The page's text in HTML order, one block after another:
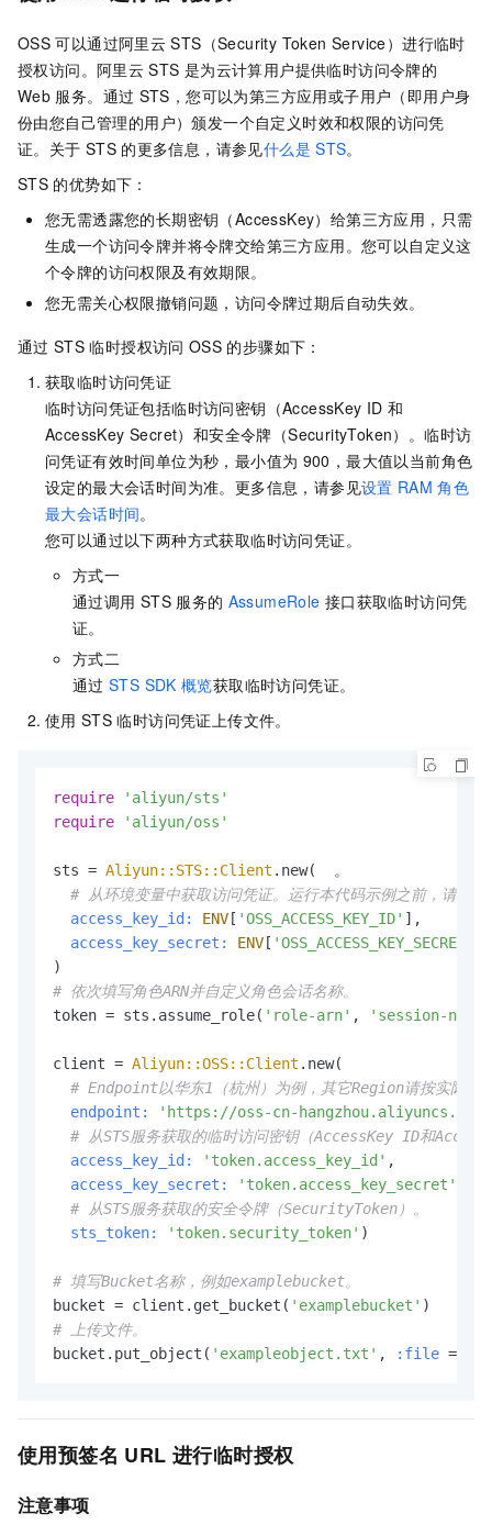
OSS 可以通过阿里云 STS（Security Token Service）进行临时
授权访问。阿里云 STS 是为云计算用户提供临时访问令牌的
Web 服务。通过 STS，您可以为第三方应用或子用户（即用户身
份由您自己管理的用户）颁发一个自定义时效和权限的访问凭
证。关于 STS 的更多信息，请参见什么是 STS。
STS 的优势如下：
您无需透露您的长期密钥（AccessKey）给第三方应用，只需
生成一个访问令牌并将令牌交给第三方应用。您可以自定义这
个令牌的访问权限及有效期限。
您无需关心权限撤销问题，访问令牌过期后自动失效。
通过 STS 临时授权访问 OSS 的步骤如下：
获取临时访问凭证
临时访问凭证包括临时访问密钥（AccessKey ID 和
AccessKey Secret）和安全令牌（SecurityToken）。临时访
问凭证有效时间单位为秒，最小值为 900，最大值以当前角色
设定的最大会话时间为准。更多信息，请参见设置 RAM 角色
最大会话时间。
您可以通过以下两种方式获取临时访问凭证。
方式一
通过调用 STS 服务的 AssumeRole 接口获取临时访问凭
证。
方式二
通过 STS SDK 概览获取临时访问凭证。
使用 STS 临时访问凭证上传文件。
require
'aliyun/sts'
require
'aliyun/oss'
sts = Aliyun::STS::Client .new(  。
# 从环境变量中获取访问凭证。运行本代码示例之前，请确保已
access_key_id:
ENV [ 'OSS_ACCESS_KEY_ID' ],
access_key_secret:
ENV [ 'OSS_ACCESS_KEY_SECRET'
# 依次填写角色ARN并自定义角色会话名称。
token = sts.assume_role( 'role-arn' , 'session-name'
client = Aliyun::OSS::Client .new(
# Endpoint以华东1（杭州）为例，其它Region请按实际情
endpoint:
'https://oss-cn-hangzhou.aliyuncs.com'
# 从STS服务获取的临时访问密钥（AccessKey ID和
access_key_id:
'token.access_key_id' ,
access_key_secret:
'token.access_key_secret'
# 从STS服务获取的安全令牌（SecurityToken）。
sts_token:
'token.security_token' )
# 填写Bucket名称，例如examplebucket。
bucket = client.get_bucket( 'examplebucket'
# 上传文件。
bucket.put_object( 'exampleobject.txt' , :file =>
使用预签名 URL 进行临时授权
注意事项